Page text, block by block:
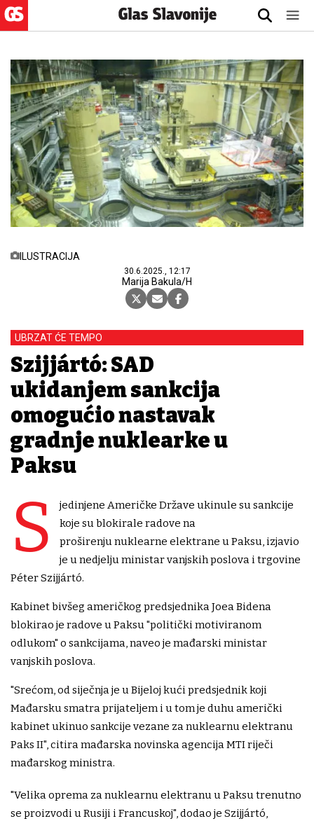
ILUSTRACIJA
30.6.2025., 12:17
Marija Bakula/H
UBRZAT ĆE TEMPO
Szijjártó: SAD
ukidanjem sankcija
omogućio nastavak
gradnje nuklearke u
Paksu
S
jedinjene Američke Države ukinule su sankcije
koje su blokirale radove na
proširenju nuklearne elektrane u Paksu, izjavio
je u nedjelju ministar vanjskih poslova i trgovine
Péter Szijjártó.
Kabinet bivšeg američkog predsjednika Joea Bidena
blokirao je radove u Paksu "politički motiviranom
odlukom" o sankcijama, naveo je mađarski ministar
vanjskih poslova.
"Srećom, od siječnja je u Bijeloj kući predsjednik koji
Mađarsku smatra prijateljem i u tom je duhu američki
kabinet ukinuo sankcije vezane za nuklearnu elektranu
Paks II", citira mađarska novinska agencija MTI riječi
mađarskog ministra.
"Velika oprema za nuklearnu elektranu u Paksu trenutno
se proizvodi u Rusiji i Francuskoj", dodao je Szijjártó,